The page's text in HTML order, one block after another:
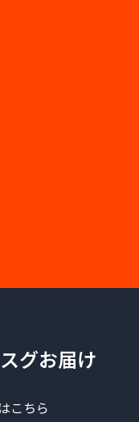
グお届け
こちら